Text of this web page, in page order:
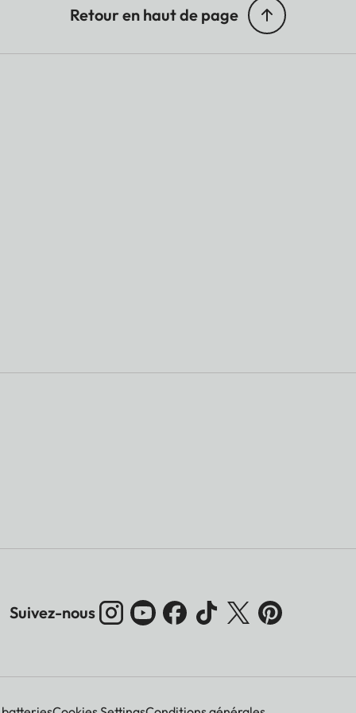
Retour en haut de page
Suivez-nous